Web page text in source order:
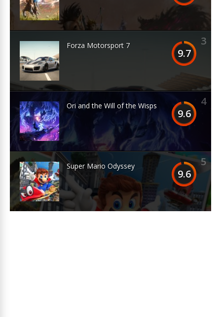
3
9.7
Forza Motorsport 7
4
9.6
Ori and the Will of the Wisps
5
9.6
Super Mario Odyssey